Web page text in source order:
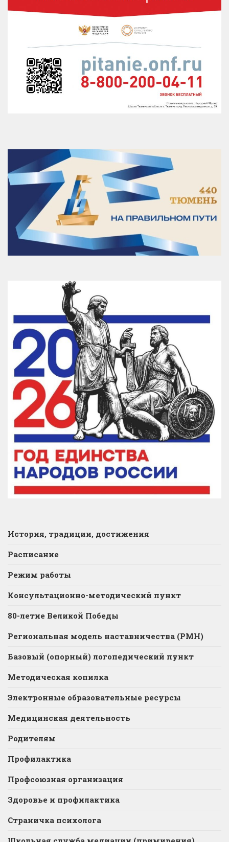
История, традиции, достижения
Расписание
Режим работы
Консультационно-методический пункт
80-летие Великой Победы
Региональная модель наставничества (РМН)
Базовый (опорный) логопедический пункт
Методическая копилка
Электронные образовательные ресурсы
Медицинская деятельность
Родителям
Профилактика
Профсоюзная организация
Здоровье и профилактика
Страничка психолога